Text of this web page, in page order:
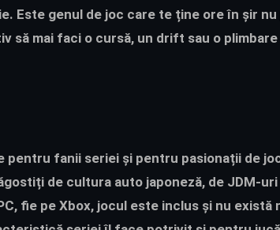
Este genul de joc care te ține ore în șir
să mai faci o cursă, un drift sau o
pentru fanii seriei și pentru pasionații de
de cultura auto japoneză, de JDM-
fie pe Xbox, jocul este inclus și nu există